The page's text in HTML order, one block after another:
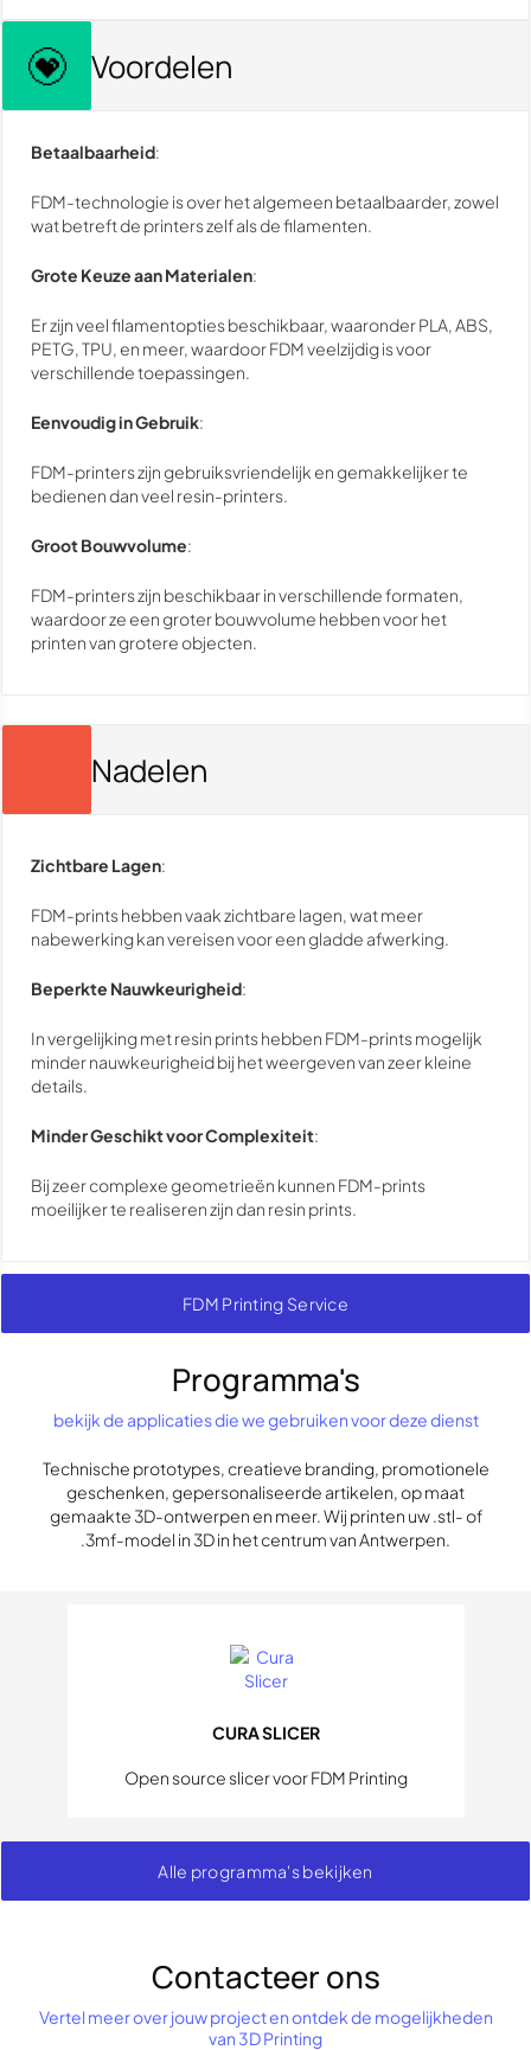
Voordelen
Betaalbaarheid:
FDM-technologie is over het algemeen betaalbaarder, zowel
wat betreft de printers zelf als de filamenten.
Grote Keuze aan Materialen:
Er zijn veel filamentopties beschikbaar, waaronder PLA, ABS,
PETG, TPU, en meer, waardoor FDM veelzijdig is voor
verschillende toepassingen.
Eenvoudig in Gebruik:
FDM-printers zijn gebruiksvriendelijk en gemakkelijker te
bedienen dan veel resin-printers.
Groot Bouwvolume:
FDM-printers zijn beschikbaar in verschillende formaten,
waardoor ze een groter bouwvolume hebben voor het
printen van grotere objecten.
Nadelen
Zichtbare Lagen:
FDM-prints hebben vaak zichtbare lagen, wat meer
nabewerking kan vereisen voor een gladde afwerking.
Beperkte Nauwkeurigheid:
In vergelijking met resin prints hebben FDM-prints mogelijk
minder nauwkeurigheid bij het weergeven van zeer kleine
details.
Minder Geschikt voor Complexiteit:
Bij zeer complexe geometrieën kunnen FDM-prints
moeilijker te realiseren zijn dan resin prints.
FDM Printing Service
Programma's
bekijk de applicaties die we gebruiken voor deze dienst
Technische prototypes, creatieve branding, promotionele
geschenken, gepersonaliseerde artikelen, op maat
gemaakte 3D-ontwerpen en meer. Wij printen uw .stl- of
.3mf-model in 3D in het centrum van Antwerpen.
CURA SLICER
Open source slicer voor FDM Printing
Alle programma's bekijken
Contacteer ons
Vertel meer over jouw project en ontdek de mogelijkheden
van 3D Printing